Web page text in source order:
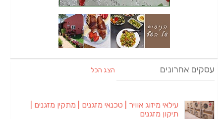
עסקים אחרונים הצג הכל
עילאי מיזוג אוויר | טכנאי מזגנים | מתקין מזגנים |
תיקון מזגנים